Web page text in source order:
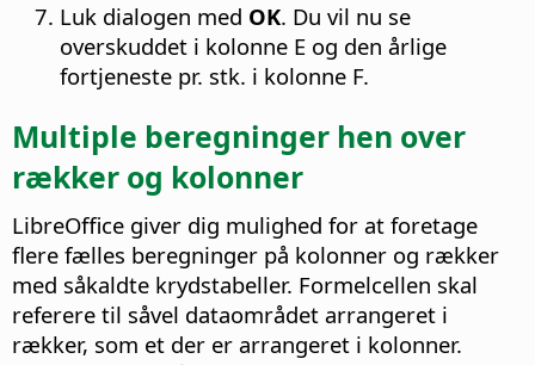
Luk dialogen med OK. Du vil nu se
overskuddet i kolonne E og den årlige
fortjeneste pr. stk. i kolonne F.
Multiple beregninger hen over
rækker og kolonner
LibreOffice giver dig mulighed for at foretage
flere fælles beregninger på kolonner og rækker
med såkaldte krydstabeller. Formelcellen skal
referere til såvel dataområdet arrangeret i
rækker, som et der er arrangeret i kolonner.